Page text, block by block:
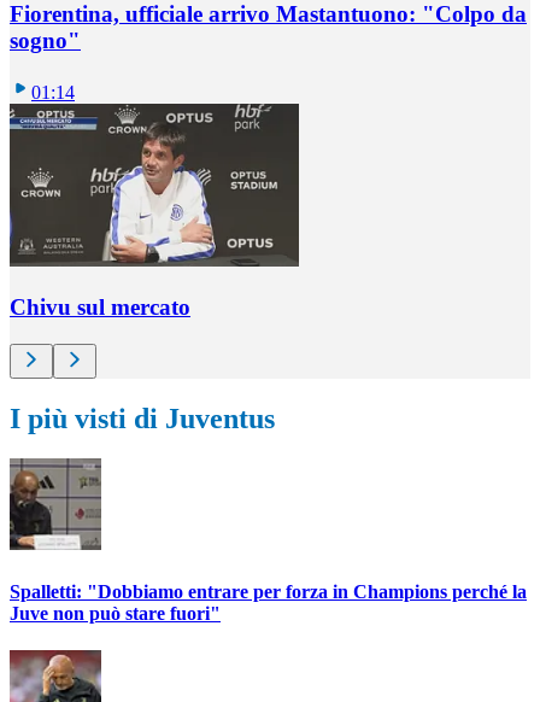
Fiorentina, ufficiale arrivo Mastantuono: "Colpo da
sogno"
01:14
Chivu sul mercato
I più visti di Juventus
Spalletti: "Dobbiamo entrare per forza in Champions perché la
Juve non può stare fuori"